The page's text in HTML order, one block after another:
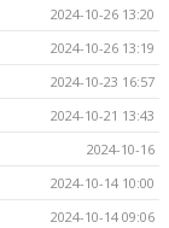
2024-10-26 13:20
2024-10-26 13:19
2024-10-23 16:57
2024-10-21 13:43
2024-10-16
2024-10-14 10:00
2024-10-14 09:06